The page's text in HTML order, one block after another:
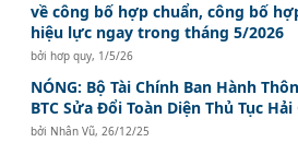
về công bố hợp chuẩn, công bố
hiệu lực ngay trong tháng 5/2026
bởihơp quy, 1/5/26
NÓNG: Bộ Tài Chính Ban Hành
BTC Sửa Đổi Toàn Diện Thủ Tục
bởi Nhân Vũ,26/12/25